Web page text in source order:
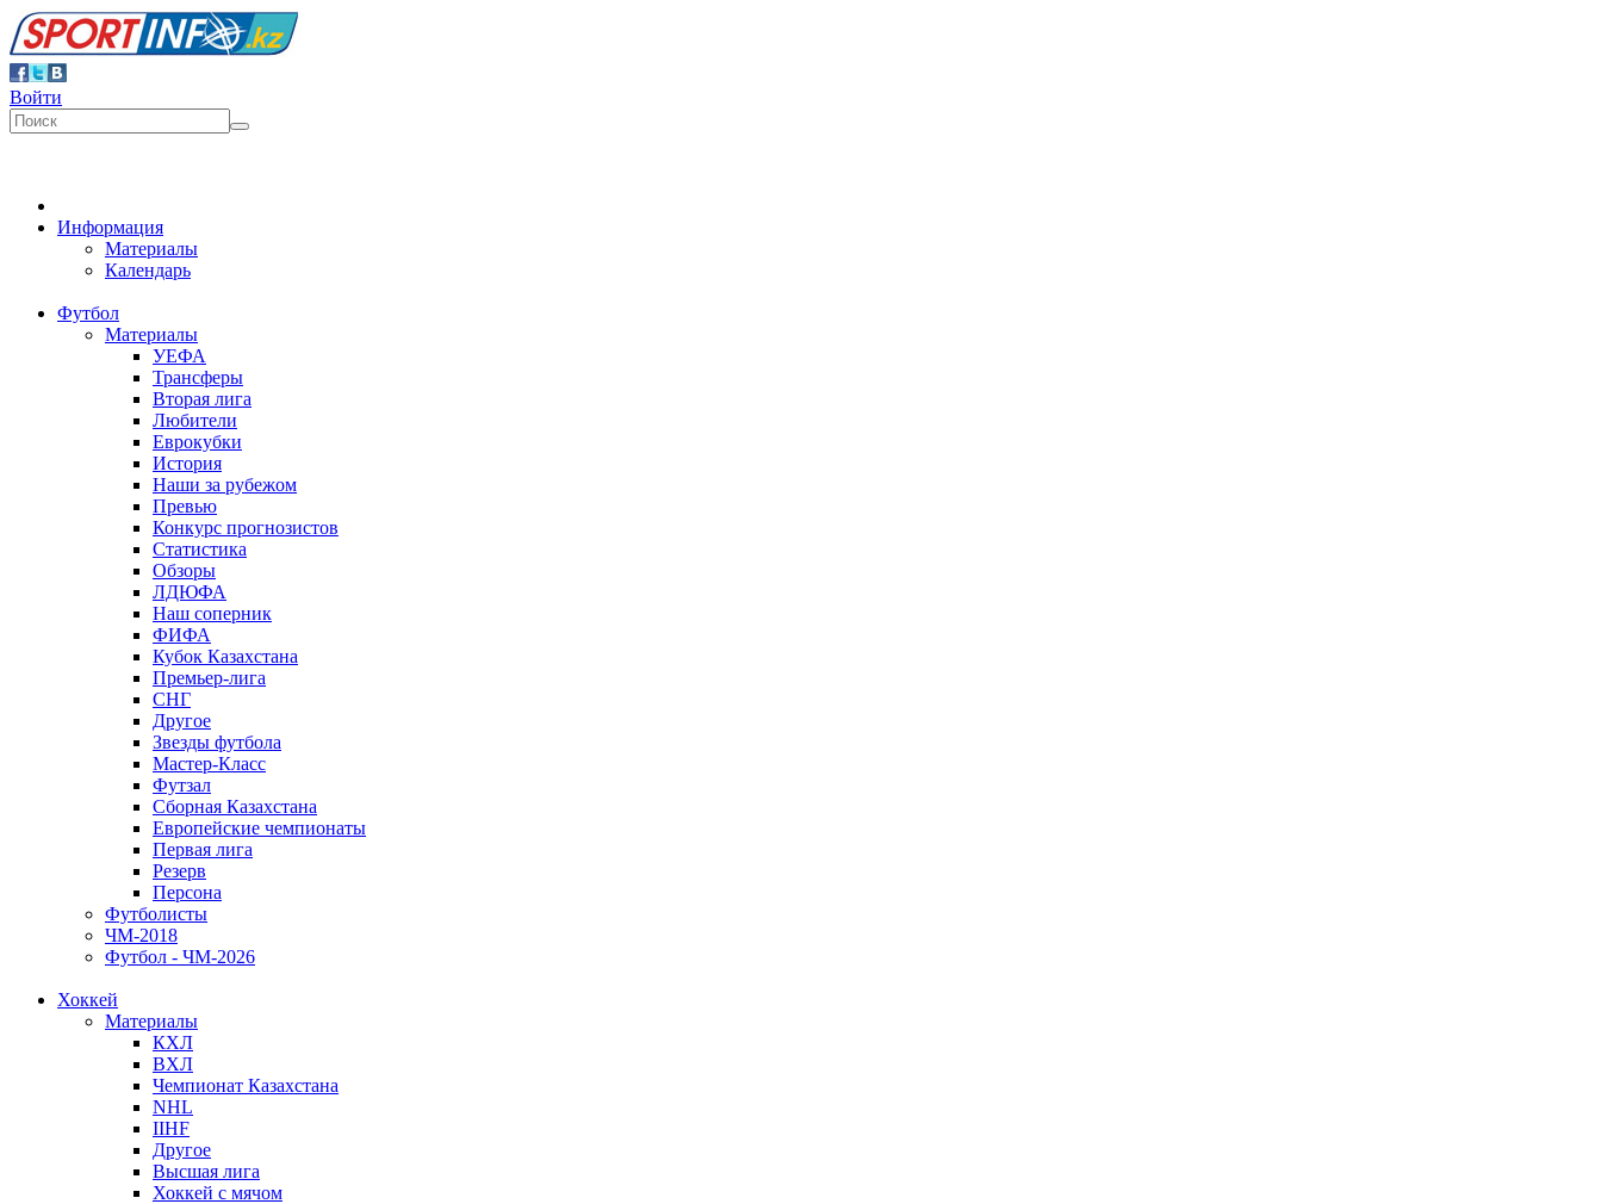
Войти
Информация
Материалы
Календарь
Футбол
Материалы
УЕФА
Трансферы
Вторая лига
Любители
Еврокубки
История
Наши за рубежом
Превью
Конкурс прогнозистов
Статистика
Обзоры
ЛДЮФА
Наш соперник
ФИФА
Кубок Казахстана
Премьер-лига
СНГ
Другое
Звезды футбола
Мастер-Класс
Футзал
Сборная Казахстана
Европейские чемпионаты
Первая лига
Резерв
Персона
Футболисты
ЧМ-2018
Футбол - ЧМ-2026
Хоккей
Материалы
КХЛ
ВХЛ
Чемпионат Казахстана
NHL
IIHF
Другое
Высшая лига
Хоккей с мячом